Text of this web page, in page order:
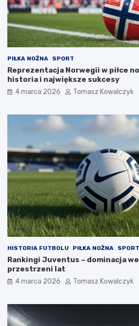
PIŁKA NOŻNA SPORT
Reprezentacja Norwegii w piłce
historia i największe sukcesy
4 marca 2026 Tomasz Kowalczyk
HISTORIA FUTBOLU PIŁKA NOŻNA SPORT
Rankingi Juventus – dominacja we
przestrzeni lat
4 marca 2026 Tomasz Kowalczyk